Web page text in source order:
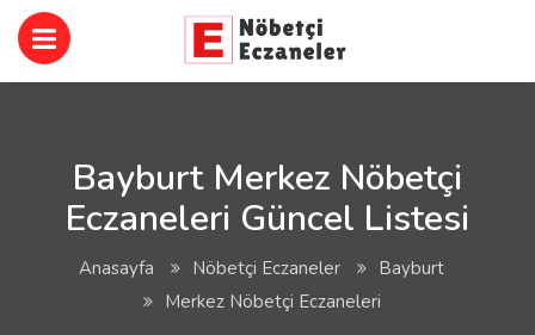
Bayburt Merkez Nöbetçi
Eczaneleri Güncel Listesi
Anasayfa Nöbetçi Eczaneler
Bayburt
Merkez Nöbetçi Eczaneleri